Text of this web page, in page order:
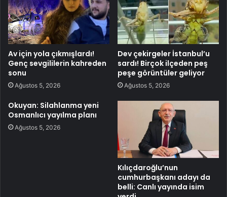
Av için yola çıkmışlardı!
Genç sevgililerin kahreden
sonu
Ağustos 5, 2026
Dev çekirgeler İstanbul’u
sardı! Birçok ilçeden peş
peşe görüntüler geliyor
Ağustos 5, 2026
Okuyan: Silahlanma yeni
Osmanlıcı yayılma planı
Ağustos 5, 2026
Kılıçdaroğlu’nun
cumhurbaşkanı adayı da
belli: Canlı yayında isim